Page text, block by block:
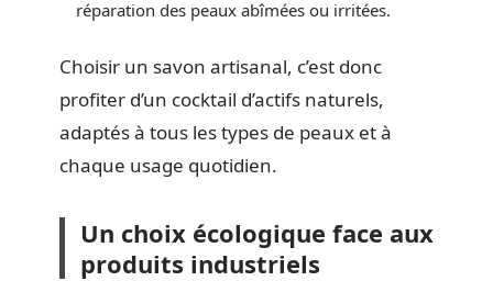
réparation des peaux abîmées ou irritées.
Choisir un savon artisanal, c’est donc
profiter d’un cocktail d’actifs naturels,
adaptés à tous les types de peaux et à
chaque usage quotidien.
Un choix écologique face aux
produits industriels